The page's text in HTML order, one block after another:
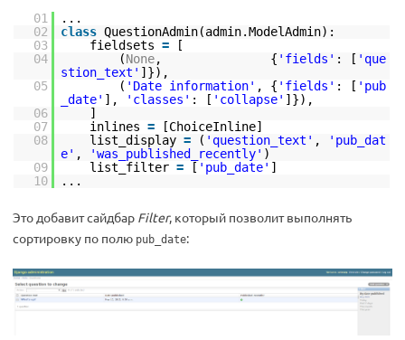
01
...
02
class QuestionAdmin(admin.ModelAdmin):
03
fieldsets =
[
04
(None, { 'fields' : [ 'que
stion_text' ]}),
05
( 'Date information' , { 'fields' : [ 'pub
_date' ], 'classes' : [ 'collapse' ]}),
06
]
07
inlines =
[ChoiceInline]
08
list_display = ( 'question_text' ,
'pub_dat
e' , 'was_published_recently' )
09
list_filter = [ 'pub_date' ]
10
...
Это добавит сайдбар Filter, который позволит выполнять
сортировку по полю pub_date: